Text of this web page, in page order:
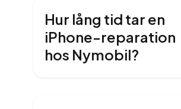
Hur lång tid tar en
iPhone-reparation
hos Nymobil?